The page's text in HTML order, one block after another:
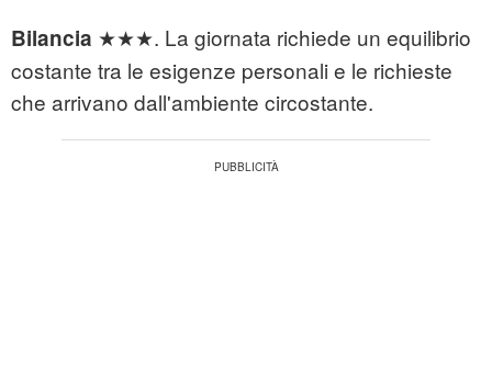
Bilancia ★★★. La giornata richiede un equilibrio
costante tra le esigenze personali e le richieste
che arrivano dall'ambiente circostante.